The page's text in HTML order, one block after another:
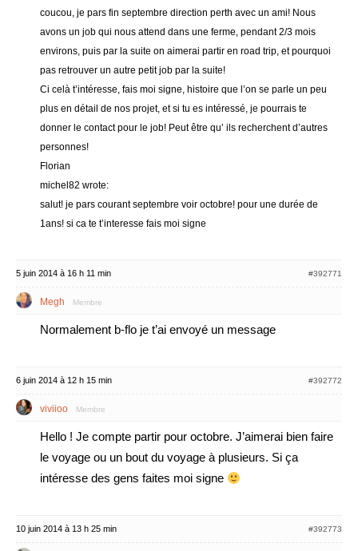
coucou, je pars fin septembre direction perth avec un ami! Nous
avons un job qui nous attend dans une ferme, pendant 2/3 mois
environs, puis par la suite on aimerai partir en road trip, et pourquoi
pas retrouver un autre petit job par la suite!
Ci celà t’intéresse, fais moi signe, histoire que l’on se parle un peu
plus en détail de nos projet, et si tu es intéressé, je pourrais te
donner le contact pour le job! Peut être qu’ ils recherchent d’autres
personnes!
Florian
michel82 wrote:
salut! je pars courant septembre voir octobre! pour une durée de
1ans! si ca te t’interesse fais moi signe
5 juin 2014 à 16 h 11 min #392771
Megh Membre
Normalement b-flo je t’ai envoyé un message
6 juin 2014 à 12 h 15 min #392772
viviioo Membre
Hello ! Je compte partir pour octobre. J’aimerai bien faire
le voyage ou un bout du voyage à plusieurs. Si ça
intéresse des gens faites moi signe
10 juin 2014 à 13 h 25 min #392773